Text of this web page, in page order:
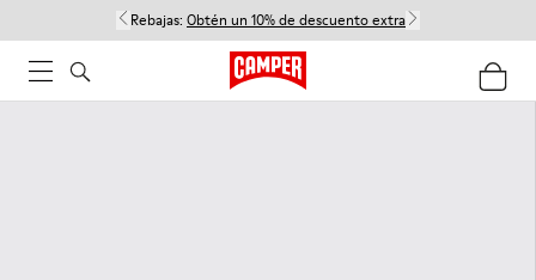
Rebajas: Obtén un 10% de descuento extra